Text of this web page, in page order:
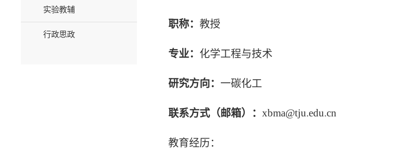
实验教辅
行政思政
职称： 教授
专业： 化学工程与技术
研究方向： 一碳化工
联系方式（邮箱）： xbma@tju.edu.cn
教育经历：